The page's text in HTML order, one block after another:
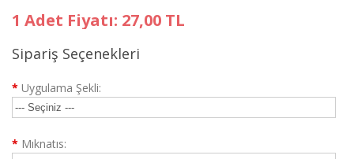
1 Adet Fiyatı: 27,00 TL
Sipariş Seçenekleri
* Uygulama Şekli:
* Mıknatıs: